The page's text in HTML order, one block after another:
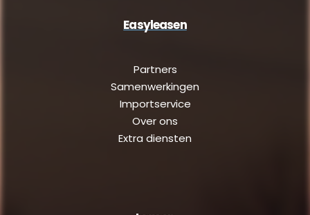
Easyleasen
Partners
Samenwerkingen
Importservice
Over ons
Extra diensten